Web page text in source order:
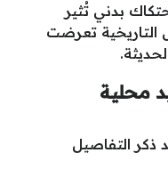
بدني تُثير
تعرضت
محلية
ذكر التفاصيل